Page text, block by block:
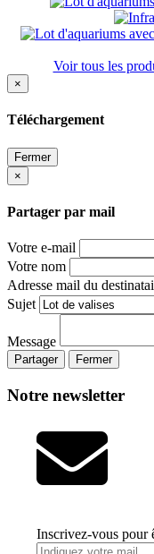
Voir tous les
×
Téléchargement
Fermer
×
Partager par mail
Votre e-mail
Votre nom
Adresse mail du
Sujet
Message
Partager Fermer
Notre newsletter
Inscrivez-vous pour